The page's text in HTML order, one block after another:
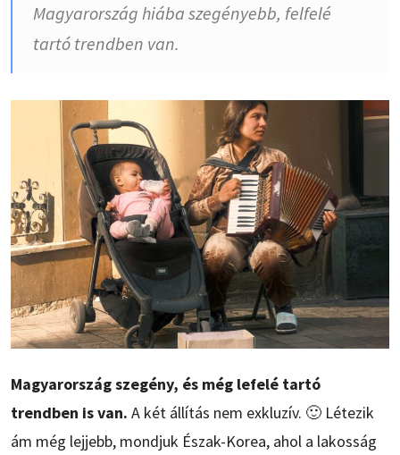
Magyarország hiába szegényebb, felfelé
tartó trendben van.
Magyarország szegény, és még lefelé tartó
trendben is van. A két állítás nem exkluzív. 🙂 Létezik
ám még lejjebb, mondjuk Észak-Korea, ahol a lakosság